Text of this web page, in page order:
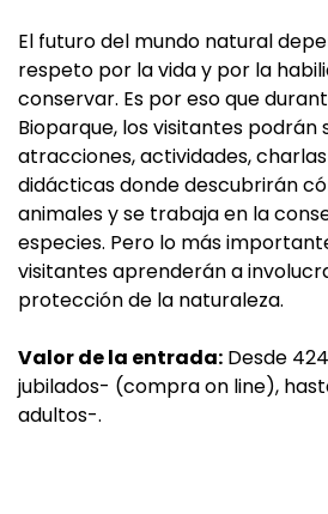
El futuro del mundo natural
respeto por la vida y por la
conservar. Es por eso que
Bioparque, los visitantes podrán
atracciones, actividades,
didácticas donde descubrirán
animales y se trabaja en la
especies. Pero lo más
visitantes aprenderán a
protección de la naturaleza.
Valor de la entrada: Desde
jubilados- (compra on line),
adultos-.